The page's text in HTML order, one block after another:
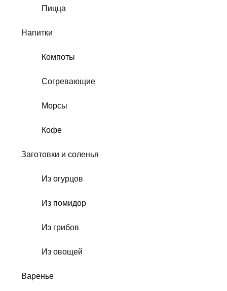
Пицца
Напитки
Компоты
Согревающие
Морсы
Кофе
Заготовки и соленья
Из огурцов
Из помидор
Из грибов
Из овощей
Варенье